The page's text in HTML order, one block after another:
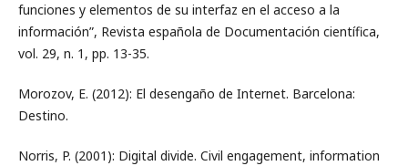
funciones y elementos de su interfaz en el acceso a la
información”, Revista española de Documentación científica,
vol. 29, n. 1, pp. 13-35.
Morozov, E. (2012): El desengaño de Internet. Barcelona:
Destino.
Norris, P. (2001): Digital divide. Civil engagement, information